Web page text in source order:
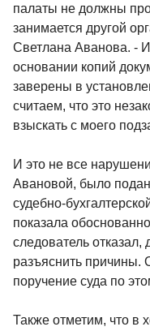
палаты не должны
занимается другой
Светлана Аванова. -
основании копий
заверены в
считаем, что это
взыскать с моего
И это не все
Авановой, было
судебно-
показала
следователь
разъяснить причины.
поручение суда по
Также отметим, что в